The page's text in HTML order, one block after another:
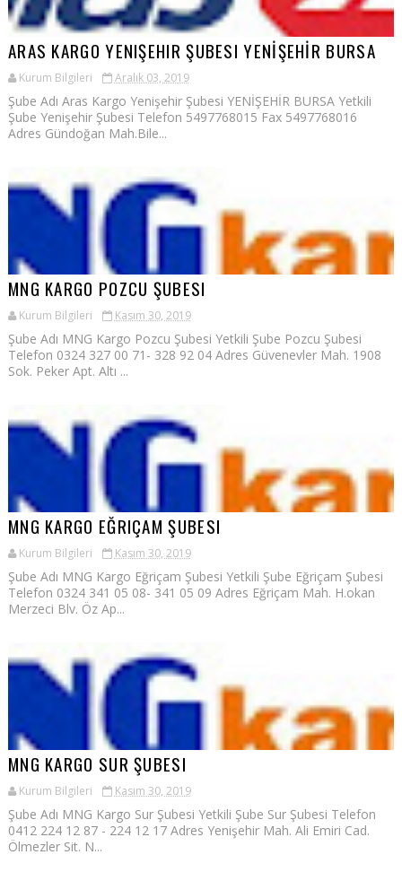
ARAS KARGO YENIŞEHIR ŞUBESI YENİŞEHİR BURSA
Kurum Bilgileri Aralık 03, 2019
Şube Adı Aras Kargo Yenişehir Şubesi YENİŞEHİR BURSA Yetkili
Şube Yenişehir Şubesi Telefon 5497768015 Fax 5497768016
Adres Gündoğan Mah.Bile...
MNG KARGO POZCU ŞUBESI
Kurum Bilgileri Kasım 30, 2019
Şube Adı MNG Kargo Pozcu Şubesi Yetkili Şube Pozcu Şubesi
Telefon 0324 327 00 71- 328 92 04 Adres Güvenevler Mah. 1908
Sok. Peker Apt. Altı ...
MNG KARGO EĞRIÇAM ŞUBESI
Kurum Bilgileri Kasım 30, 2019
Şube Adı MNG Kargo Eğriçam Şubesi Yetkili Şube Eğriçam Şubesi
Telefon 0324 341 05 08- 341 05 09 Adres Eğriçam Mah. H.okan
Merzeci Blv. Öz Ap...
MNG KARGO SUR ŞUBESI
Kurum Bilgileri Kasım 30, 2019
Şube Adı MNG Kargo Sur Şubesi Yetkili Şube Sur Şubesi Telefon
0412 224 12 87 - 224 12 17 Adres Yenişehir Mah. Ali Emiri Cad.
Ölmezler Sit. N...